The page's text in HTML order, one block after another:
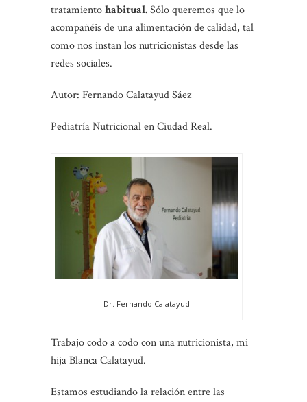
tratamientohabitual.Sólo queremos que lo
acompañéis de una alimentación de calidad, tal
como nos instan los nutricionistas desde las
redes sociales.
Autor: Fernando Calatayud Sáez
Pediatría Nutricional en Ciudad Real.
Dr. Fernando Calatayud
Trabajo codo a codo con una nutricionista, mi
hija Blanca Calatayud.
Estamos estudiando la relación entre las